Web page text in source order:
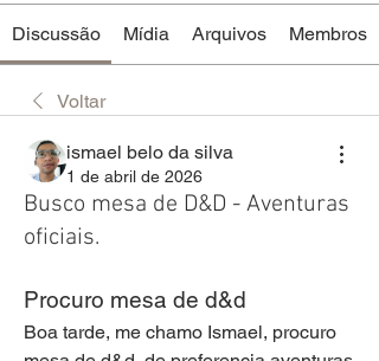
Discussão Mídia Arquivos Membros
Voltar
ismael belo da silva
1 de abril de 2026
Busco mesa de D&D - Aventuras
oficiais.
Procuro mesa de d&d
Boa tarde, me chamo Ismael, procuro